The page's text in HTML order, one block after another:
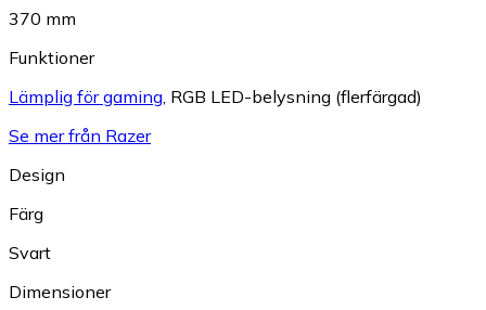
370 mm
Funktioner
Lämplig för gaming, RGB LED-belysning (flerfärgad)
Se mer från Razer
Design
Färg
Svart
Dimensioner